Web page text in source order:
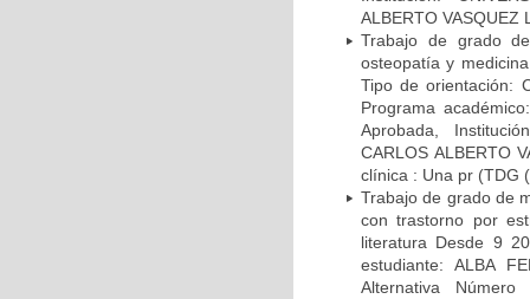
ALBERTO VASQUEZ
Trabajo de grado
osteopatía y
Tipo de orientación:
Programa
Aprobada,
CARLOS ALBERTO
clínica : Una pr (TDG
Trabajo de grado de
con trastorno por
literatura Desde 9
estudiante: ALBA
Alternativa Número